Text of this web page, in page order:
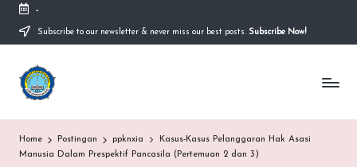
content
-
Subscribe to our newsletter & never miss our best posts. Subscribe Now!
S
M
A
S
Sekolah
Nasional
Ahlussunnah
Wal
Home Postingan ppknxia
Kasus-Kasus Pelanggaran Hak Asasi
Manusia Dalam Prespektif Pancasila (Pertemuan 2 dan 3)